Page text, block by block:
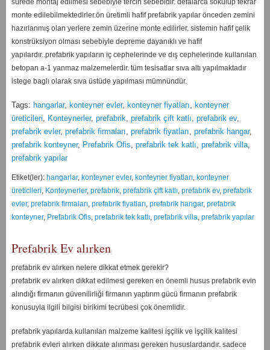
sürede montaj edilmesi sebebiyle tercih sebebidir. defalarca sökülüp tekrar
monte edilebilmektedirler.ön üretimli hafif prefabrik yapılar önceden zemini
hazırlanmış olan yerlere zemin üzerine monte edilirler. sistemin hafif çelik
konstrüksiyon olması sebebiyle depreme dayanıklı ve hafif
yapılardır..prefabrik yapıların iç cephelerinde ve dış cephelerinde kullanılan
betopan a-1 yanmaz malzemelerdir. tüm tesisatlar sıva altı yapılmaktadır
istege baglı olarak sıva üstüde yapılması mümnündür.
Tags: hangarlar, konteyner evler, konteyner fiyatları, konteyner
üreticileri, Konteynerler, prefabrik, prefabrik çift katlı, prefabrik ev,
prefabrik evler, prefabrik firmaları, prefabrik fiyatları, prefabrik hangar,
prefabrik konteyner, Prefabrik Ofis, prefabrik tek katlı, prefabrik villa,
prefabrik yapılar
Etiket(ler): hangarlar, konteyner evler, konteyner fiyatları, konteyner
üreticileri, Konteynerler, prefabrik, prefabrik çift katlı, prefabrik ev, prefabrik
evler, prefabrik firmaları, prefabrik fiyatları, prefabrik hangar, prefabrik
konteyner, Prefabrik Ofis, prefabrik tek katlı, prefabrik villa, prefabrik yapılar
Prefabrik Ev alırken
prefabrik ev alırken nelere dikkat etmek gerekir?
prefabrik ev alırken dikkat edilmesi gereken en önemli husus prefabrik evin
alındığı firmanın güvenilirliği firmanın yaptırım gücü firmanın prefabrik
konusuyla ilgili bilgisi birikimi tecrübesi çok önemlidir.
prefabrik yapılarda kullanılan malzeme kalitesi işçilik ve işçilik kalitesi
prefabrik evleri alırken dikkate alınması gereken hususlardandır. sadece